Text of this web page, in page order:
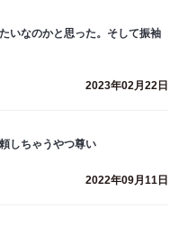
いなのかと思った。そして振袖
2023年02月22日
しちゃうやつ尊い
2022年09月11日